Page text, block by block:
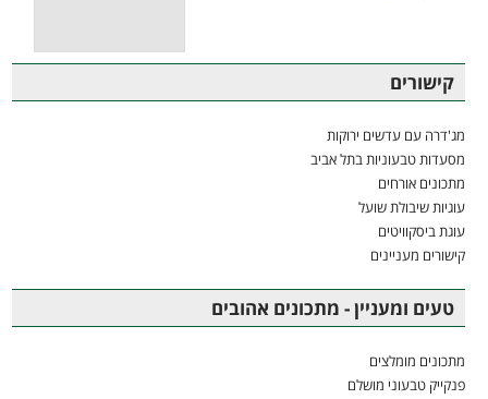
קישורים
מג'דרה עם עדשים ירוקות
מסעדות טבעוניות בתל אביב
מתכונים אורחים
עוגיות שיבולת שועל
עוגת ביסקוויטים
קישורים מעניינים
טעים ומעניין - מתכונים אהובים
מתכונים מומלצים
פנקייק טבעוני מושלם